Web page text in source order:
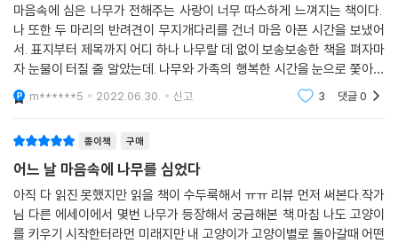
마음속에 심은 나무가 전해주는 사랑이 너무 따스하게 느껴지는 책이다.
나 또한 두 마리의 반려견이 무지개다리를 건너 마음 아픈 시간을 보냈어
서. 표지부터 제목까지 어디 하나 나무랄 데 없이 보송보송한 책을 펴자마
자 눈물이 터질 줄 알았는데. 나무와 가족의 행복한 시간을 눈으로 쫓아가
며, 아픔이 온 시기엔 같이 마음 아파하며, 먼저 떠난 강아지들을 떠올리기
도 하면서 그렇
m******5 2022.06.30. 신고 3 댓글0
종이책 구매
어느 날 마음속에 나무를 심었다
아직 다 읽진 못했지만 읽을 책이 수두룩해서 ㅠㅠ 리뷰 먼저 써본다.작가
님 다른 에세이에서 몇번 나무가 등장해서 궁금해본 책.마침 나도 고양이
를 키우기 시작한터라먼 미래지만 내 고양이가 고양이별로 돌아갈때 어떤